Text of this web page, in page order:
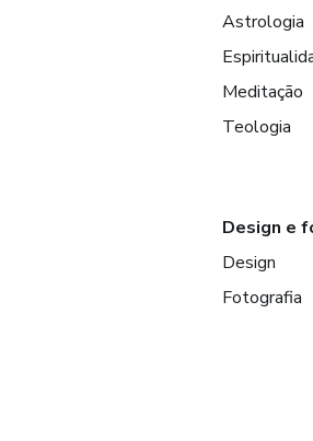
Astrologia
Meditação
Teologia
Design e
Design
Fotografia